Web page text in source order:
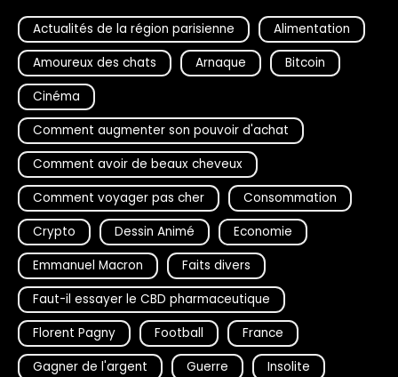
Actualités de la région parisienne
Alimentation
Amoureux des chats
Arnaque
Bitcoin
Cinéma
Comment augmenter son pouvoir d'achat
Comment avoir de beaux cheveux
Comment voyager pas cher
Consommation
Crypto
Dessin Animé
Economie
Emmanuel Macron
Faits divers
Faut-il essayer le CBD pharmaceutique
Florent Pagny
Football
France
Gagner de l'argent
Guerre
Insolite